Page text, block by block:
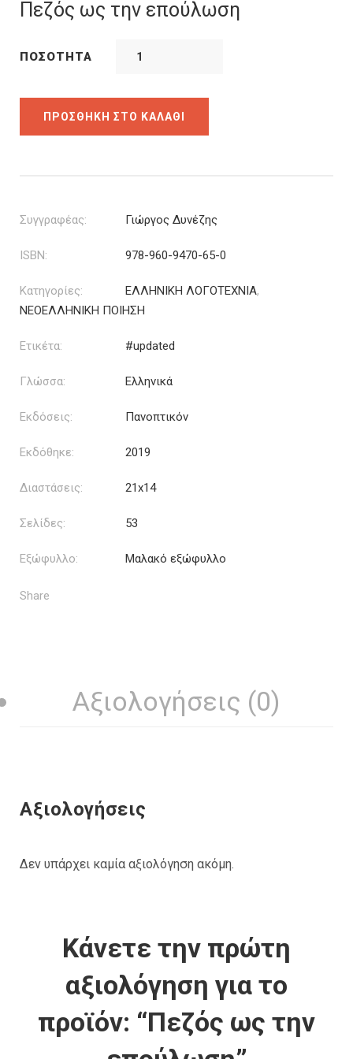
6.36€.
είναι:
Πεζός ως την επούλωση
ΠΟΣΌΤΗΤΑ
ΠΡΟΣΘΉΚΗ ΣΤΟ ΚΑΛΆΘΙ
Συγγραφέας: Γιώργος Δυνέζης
ISBN: 978-960-9470-65-0
Κατηγορίες: ΕΛΛΗΝΙΚΗ ΛΟΓΟΤΕΧΝΙΑ,
ΝΕΟΕΛΛΗΝΙΚΗ ΠΟΙΗΣΗ
Ετικέτα: #updated
Γλώσσα: Ελληνικά
Εκδόσεις: Πανοπτικόν
Εκδόθηκε: 2019
Διαστάσεις: 21x14
Σελίδες: 53
Εξώφυλλο: Μαλακό εξώφυλλο
Share
Αξιολογήσεις (0)
Αξιολογήσεις
Δεν υπάρχει καμία αξιολόγηση ακόμη.
Κάνετε την πρώτη
αξιολόγηση για το
προϊόν: “Πεζός ως την